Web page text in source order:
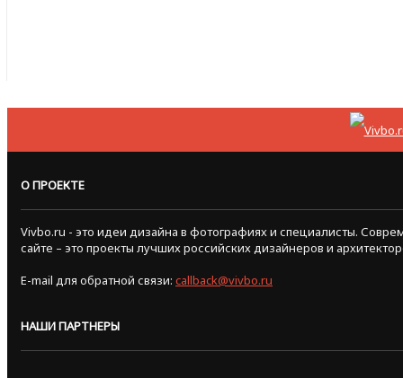
О ПРОЕКТЕ
Vivbo.ru - это идеи дизайна в фотографиях и специалисты.
сайте – это проекты лучших российских дизайнеров и
E-mail для обратной связи: callback@vivbo.ru
НАШИ ПАРТНЕРЫ